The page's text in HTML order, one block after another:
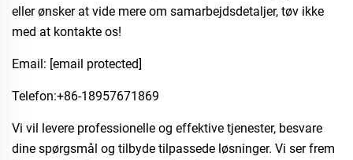
eller ønsker at vide mere om samarbejdsdetaljer, tøv ikke
med at kontakte os!​
Email: [email protected]
Telefon:​+86-18957671869
Vi vil levere professionelle og effektive tjenester, besvare
dine spørgsmål og tilbyde tilpassede løsninger. Vi ser frem